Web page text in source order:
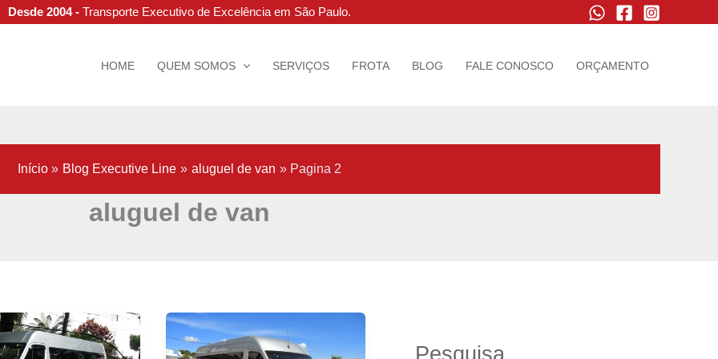
Desde 2004 - Transporte Executivo de Excelência em São Paulo.
HOME QUEM SOMOS SERVIÇOS FROTA BLOG FALE CONOSCO ORÇAMENTO
Início Blog Executive Line aluguel de van Pagina 2
aluguel de van
Pesquisa